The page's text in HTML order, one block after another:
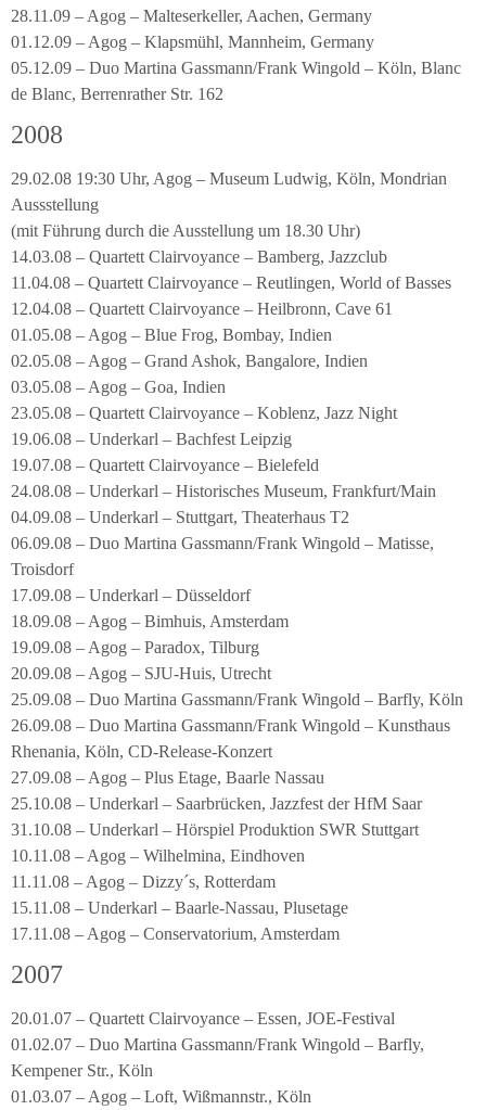
28.11.09 – Agog – Malteserkeller, Aachen, Germany
01.12.09 – Agog – Klapsmühl, Mannheim, Germany
05.12.09 – Duo Martina Gassmann/Frank Wingold – Köln, Blanc
de Blanc, Berrenrather Str. 162
2008
29.02.08 19:30 Uhr, Agog – Museum Ludwig, Köln, Mondrian
Aussstellung
(mit Führung durch die Ausstellung um 18.30 Uhr)
14.03.08 – Quartett Clairvoyance – Bamberg, Jazzclub
11.04.08 – Quartett Clairvoyance – Reutlingen, World of Basses
12.04.08 – Quartett Clairvoyance – Heilbronn, Cave 61
01.05.08 – Agog – Blue Frog, Bombay, Indien
02.05.08 – Agog – Grand Ashok, Bangalore, Indien
03.05.08 – Agog – Goa, Indien
23.05.08 – Quartett Clairvoyance – Koblenz, Jazz Night
19.06.08 – Underkarl – Bachfest Leipzig
19.07.08 – Quartett Clairvoyance – Bielefeld
24.08.08 – Underkarl – Historisches Museum, Frankfurt/Main
04.09.08 – Underkarl – Stuttgart, Theaterhaus T2
06.09.08 – Duo Martina Gassmann/Frank Wingold – Matisse,
Troisdorf
17.09.08 – Underkarl – Düsseldorf
18.09.08 – Agog – Bimhuis, Amsterdam
19.09.08 – Agog – Paradox, Tilburg
20.09.08 – Agog – SJU-Huis, Utrecht
25.09.08 – Duo Martina Gassmann/Frank Wingold – Barfly, Köln
26.09.08 – Duo Martina Gassmann/Frank Wingold – Kunsthaus
Rhenania, Köln, CD-Release-Konzert
27.09.08 – Agog – Plus Etage, Baarle Nassau
25.10.08 – Underkarl – Saarbrücken, Jazzfest der HfM Saar
31.10.08 – Underkarl – Hörspiel Produktion SWR Stuttgart
10.11.08 – Agog – Wilhelmina, Eindhoven
11.11.08 – Agog – Dizzy´s, Rotterdam
15.11.08 – Underkarl – Baarle-Nassau, Plusetage
17.11.08 – Agog – Conservatorium, Amsterdam
2007
20.01.07 – Quartett Clairvoyance – Essen, JOE-Festival
01.02.07 – Duo Martina Gassmann/Frank Wingold – Barfly,
Kempener Str., Köln
01.03.07 – Agog – Loft, Wißmannstr., Köln